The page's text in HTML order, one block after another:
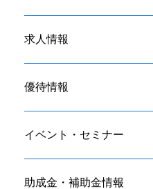
求人情報
優待情報
イベント・セミナー
助成金・補助金情報